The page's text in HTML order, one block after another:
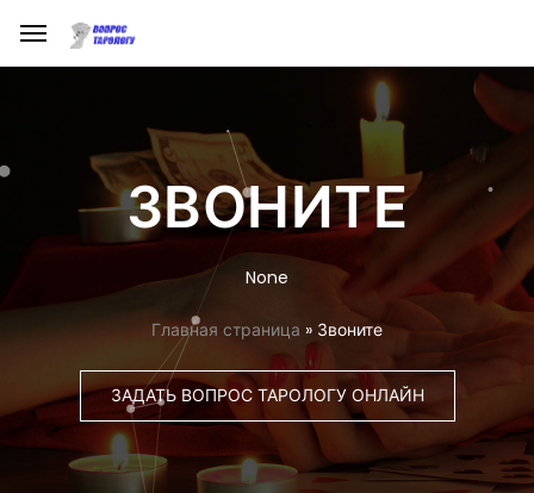
ЗВОНИТЕ
None
Главная страница » Звоните
ЗАДАТЬ ВОПРОС ТАРОЛОГУ ОНЛАЙН